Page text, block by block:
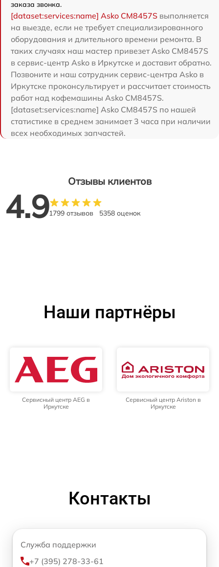
заказа звонка.
[dataset:services:name] Asko CM8457S выполняется
на выезде, если не требует специализированного
оборудования и длительного времени ремонта. В
таких случаях наш мастер привезет Asko CM8457S
в сервис-центр Asko в Иркутске и доставит обратно.
Позвоните и наш сотрудник сервис-центра Asko в
Иркутске проконсультирует и рассчитает стоимость
работ над кофемашины Asko CM8457S.
[dataset:services:name] Asko CM8457S по нашей
статистике в среднем занимает 3 часа при наличии
всех необходимых запчастей.
Отзывы клиентов
4.91799 отзывов 5358 оценок
Наши партнёры
Сервисный центр AEG в
Иркутске
Сервисный центр Ariston в
Иркутске
Контакты
Служба поддержки
+7 (395) 278-33-61